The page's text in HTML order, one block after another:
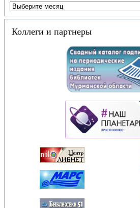
Коллеги и партнеры